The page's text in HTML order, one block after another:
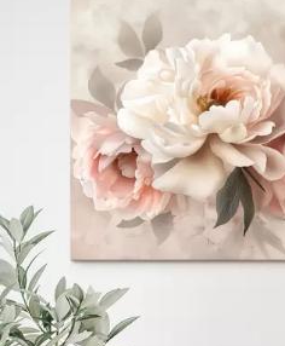
Екологічний матеріал